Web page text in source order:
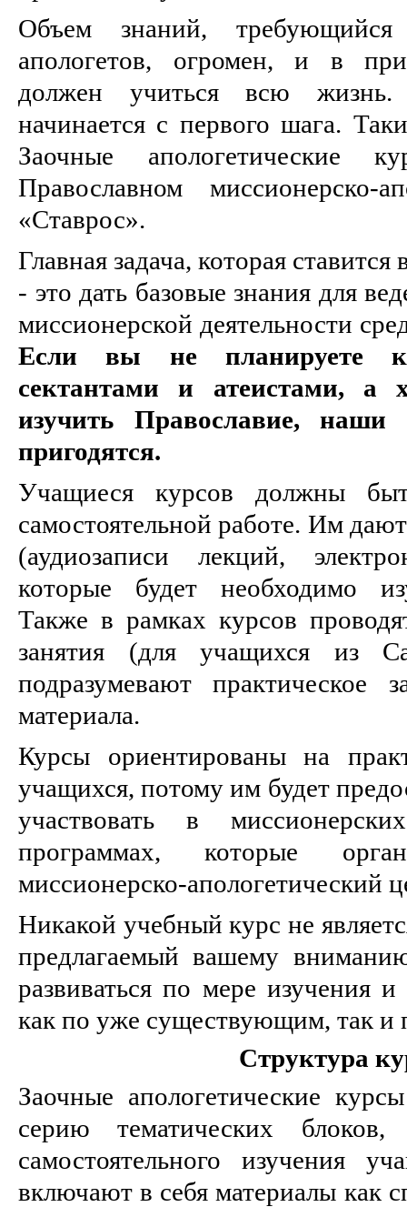
Объем знаний,
апологетов, огромен, и в
должен учиться всю
начинается с первого шага.
Заочные апологетические
Православном миссионерско-
«Ставрос».
Главная задача, которая
- это дать базовые знания для
миссионерской деятельности
Если вы не планируете
сектантами и атеистами, а
изучить Православие,
пригодятся.
Учащиеся курсов должны
самостоятельной работе. Им
(аудиозаписи лекций,
которые будет необходимо
Также в рамках курсов
занятия (для учащихся из
подразумевают практическое
материала.
Курсы ориентированы на
учащихся, потому им будет
участвовать в
программах, которые
миссионерско-апологетический
Никакой учебный курс не
предлагаемый вашему
развиваться по мере изучения
как по уже существующим, так и
Структура
Заочные апологетические
серию тематических блоков,
самостоятельного изучения
включают в себя материалы как